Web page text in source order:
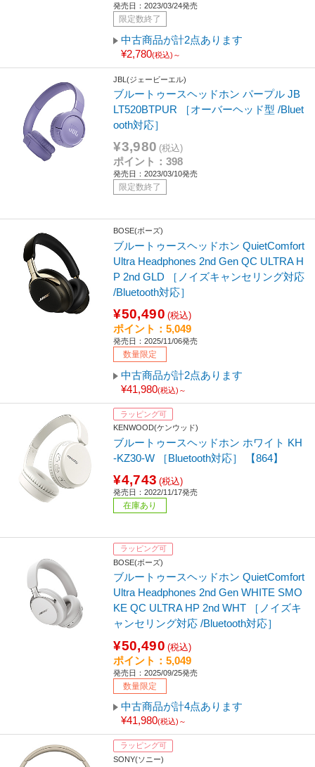
発売日：2023/03/24発売
限定数終了
中古商品が計2点あります
¥2,780(税込)～
JBL(ジェービーエル)
ブルートゥースヘッドホン パープル JB
LT520BTPUR ［オーバーヘッド型 /Bluet
ooth対応］
¥3,980 (税込)
ポイント：398
発売日：2023/03/10発売
限定数終了
BOSE(ボーズ)
ブルートゥースヘッドホン QuietComfort
Ultra Headphones 2nd Gen QC ULTRA H
P 2nd GLD ［ノイズキャンセリング対応
/Bluetooth対応］
¥50,490 (税込)
ポイント：5,049
発売日：2025/11/06発売
数量限定
中古商品が計2点あります
¥41,980(税込)～
ラッピング可
KENWOOD(ケンウッド)
ブルートゥースヘッドホン ホワイト KH
-KZ30-W ［Bluetooth対応］ 【864】
¥4,743 (税込)
発売日：2022/11/17発売
在庫あり
ラッピング可
BOSE(ボーズ)
ブルートゥースヘッドホン QuietComfort
Ultra Headphones 2nd Gen WHITE SMO
KE QC ULTRA HP 2nd WHT ［ノイズキ
ャンセリング対応 /Bluetooth対応］
¥50,490 (税込)
ポイント：5,049
発売日：2025/09/25発売
数量限定
中古商品が計4点あります
¥41,980(税込)～
ラッピング可
SONY(ソニー)